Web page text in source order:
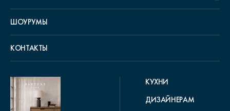
ШОУРУМЫ
КОНТАКТЫ
КУХНИ
ДИЗАЙНЕРАМ